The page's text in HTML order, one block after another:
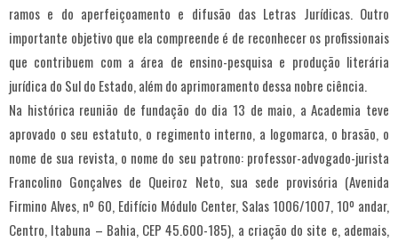
ramos e do aperfeiçoamento e difusão das Letras Jurídicas. Outro
importante objetivo que ela compreende é de reconhecer os profissionais
que contribuem com a área de ensino-pesquisa e produção literária
jurídica do Sul do Estado, além do aprimoramento dessa nobre ciência.
Na histórica reunião de fundação do dia 13 de maio, a Academia teve
aprovado o seu estatuto, o regimento interno, a logomarca, o brasão, o
nome de sua revista, o nome do seu patrono: professor-advogado-jurista
Francolino Gonçalves de Queiroz Neto, sua sede provisória (Avenida
Firmino Alves, nº 60, Edifício Módulo Center, Salas 1006/1007, 10º andar,
Centro, Itabuna – Bahia, CEP 45.600-185), a criação do site e, ademais,